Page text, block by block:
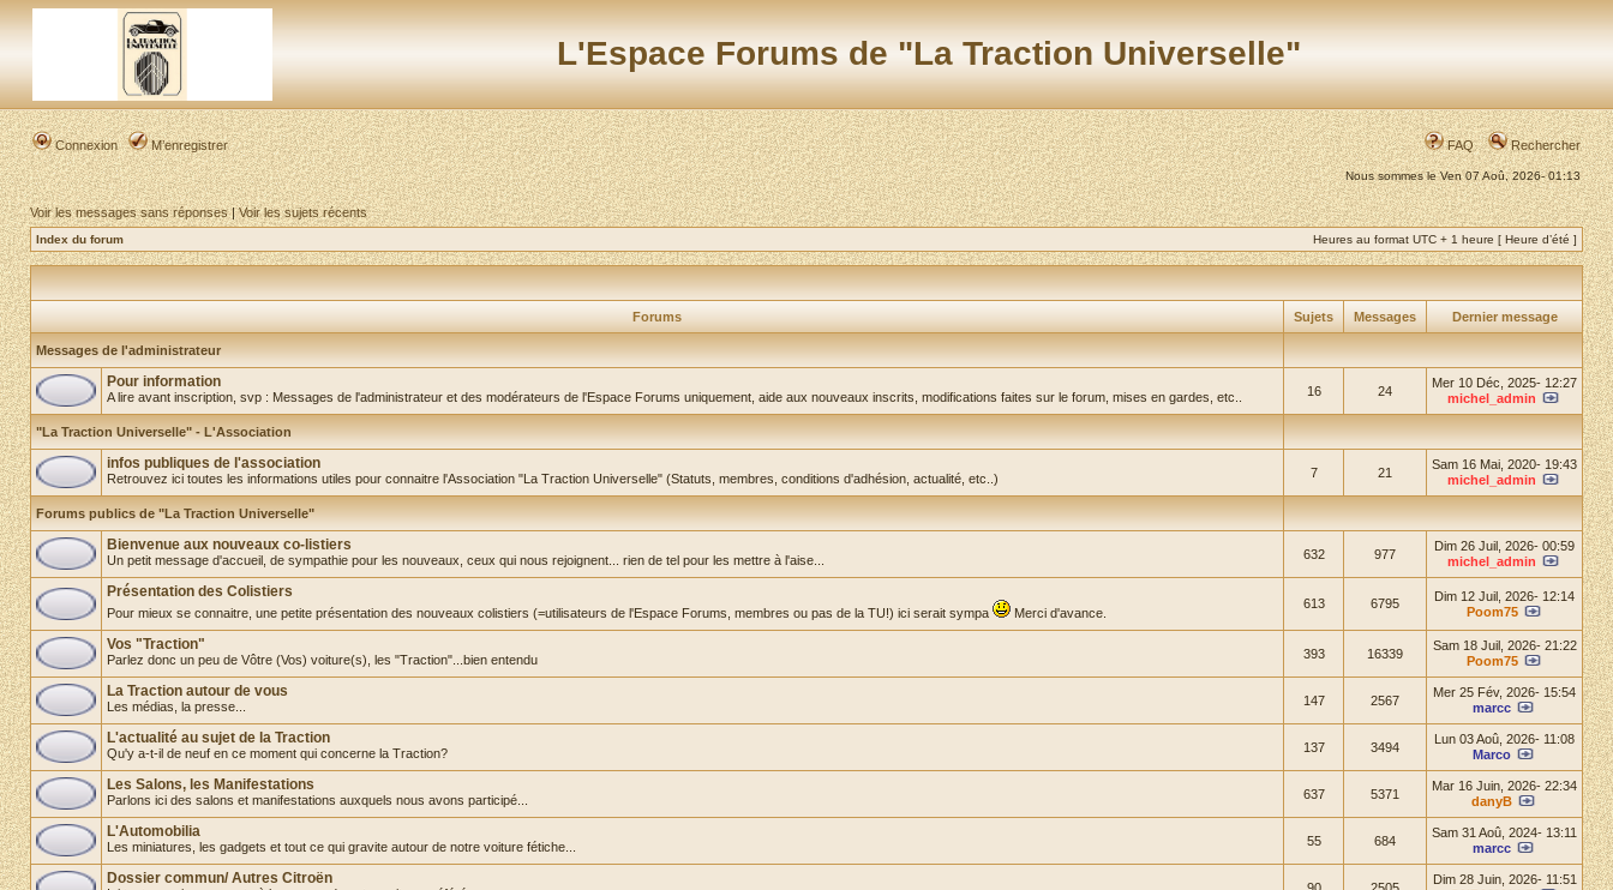
L'Espace Forums de "La Traction Universelle"
Connexion M’enregistrer FAQ Rechercher
Nous sommes le Ven 07 Aoû, 2026- 01:13
Voir les messages sans réponses|Voir les sujets récents
Index du forum Heures au format UTC + 1 heure [ Heure d’été ]
Forums Sujets Messages Dernier message
Messages de l'administrateur
Pour information
A lire avant inscription, svp : Messages de l'administrateur et des modérateurs de l'Espace Forums uniquement, aide aux nouveaux inscrits, modifications faites sur le forum, mises en gardes, etc.. 16 24
Mer 10 Déc, 2025- 12:27
michel_admin
"La Traction Universelle" - L'Association
infos publiques de l'association
Retrouvez ici toutes les informations utiles pour connaitre l'Association "La Traction Universelle" (Statuts, membres, conditions d'adhésion, actualité, etc..) 7 21
Sam 16 Mai, 2020- 19:43
michel_admin
Forums publics de "La Traction Universelle"
Bienvenue aux nouveaux co-listiers
Un petit message d'accueil, de sympathie pour les nouveaux, ceux qui nous rejoignent... rien de tel pour les mettre à l'aise... 632 977
Dim 26 Juil, 2026- 00:59
michel_admin
Présentation des Colistiers
Pour mieux se connaitre, une petite présentation des nouveaux colistiers (=utilisateurs de l'Espace Forums, membres ou pas de la TU!) ici serait sympa Merci d'avance.
613 6795
Dim 12 Juil, 2026- 12:14
Poom75
Vos "Traction"
Parlez donc un peu de Vôtre (Vos) voiture(s), les "Traction"...bien entendu 393 16339
Sam 18 Juil, 2026- 21:22
Poom75
La Traction autour de vous
Les médias, la presse... 147 2567
Mer 25 Fév, 2026- 15:54
marcc
L'actualité au sujet de la Traction
Qu'y a-t-il de neuf en ce moment qui concerne la Traction? 137 3494
Lun 03 Aoû, 2026- 11:08
Marco
Les Salons, les Manifestations
Parlons ici des salons et manifestations auxquels nous avons participé... 637 5371
Mar 16 Juin, 2026- 22:34
danyB
L'Automobilia
Les miniatures, les gadgets et tout ce qui gravite autour de notre voiture fétiche... 55 684
Sam 31 Aoû, 2024- 13:11
marcc
Dossier commun/ Autres Citroën
Dim 28 Juin, 2026- 11:51